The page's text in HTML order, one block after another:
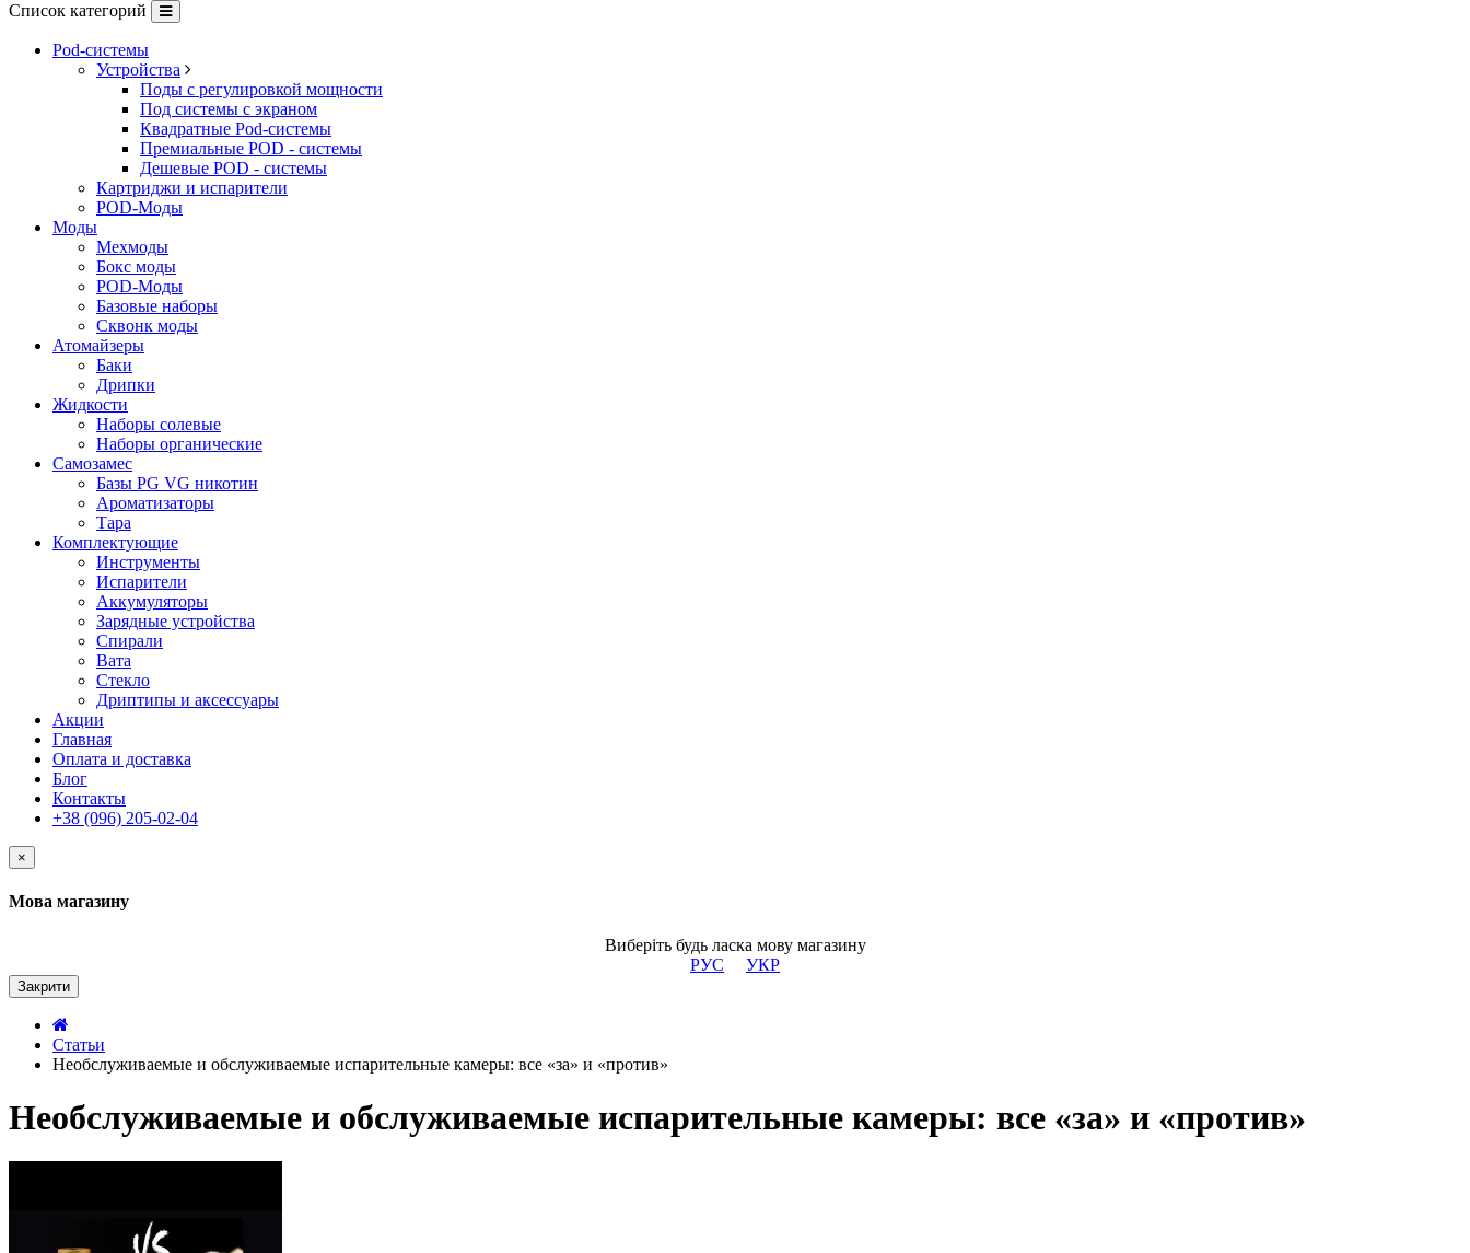
Список категорий
Pod-системы
Устройства
Поды с регулировкой мощности
Под системы с экраном
Квадратные Pod-системы
Премиальные POD - системы
Дешевые POD - системы
Картриджи и испарители
POD-Моды
Моды
Мехмоды
Бокс моды
POD-Моды
Базовые наборы
Сквонк моды
Атомайзеры
Баки
Дрипки
Жидкости
Наборы солевые
Наборы органические
Самозамес
Базы PG VG никотин
Ароматизаторы
Тара
Комплектующие
Инструменты
Испарители
Аккумуляторы
Зарядные устройства
Спирали
Вата
Стекло
Дриптипы и аксессуары
Акции
Главная
Оплата и доставка
Блог
Контакты
+38 (096) 205-02-04
×
Мова магазину
Виберіть будь ласка мову магазину
РУС
УКР
Закрити
Статьи
Необслуживаемые и обслуживаемые испарительные камеры: все «за» и «против»
Необслуживаемые и обслуживаемые испарительные камеры: все «за» и «против»